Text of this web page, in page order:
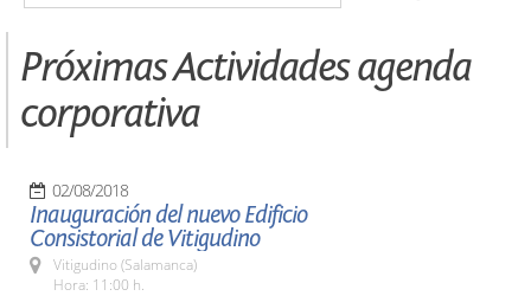
Próximas Actividades agenda
corporativa
02/08/2018
Inauguración del nuevo Edificio
Consistorial de Vitigudino
Vitigudino (Salamanca)
Hora: 11:00 h.